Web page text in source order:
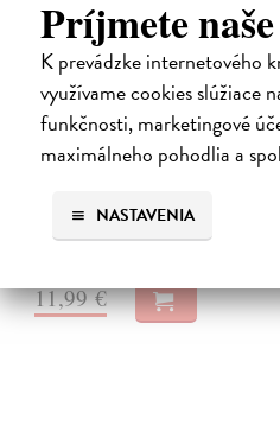
Príjmete
K prevádzke internetového
využívame cookies slúžiace
funkčnosti, marketingové
maximálneho pohodlia a
NASTAVENIA
Osamělí hrdinové
Pospěch Pavel
| Elektronická kniha
Kultura individualismu a její dopady
jsme výjimeční… Když najdeme
šťastní… Úspěch a životní
Na stiahnutie akoEPUB
11,99 €